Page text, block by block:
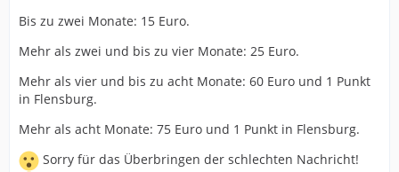
Bis zu zwei Monate: 15 Euro.
Mehr als zwei und bis zu vier Monate: 25 Euro.
Mehr als vier und bis zu acht Monate: 60 Euro und 1 Punkt
in Flensburg.
Mehr als acht Monate: 75 Euro und 1 Punkt in Flensburg.
Sorry für das Überbringen der schlechten Nachricht!